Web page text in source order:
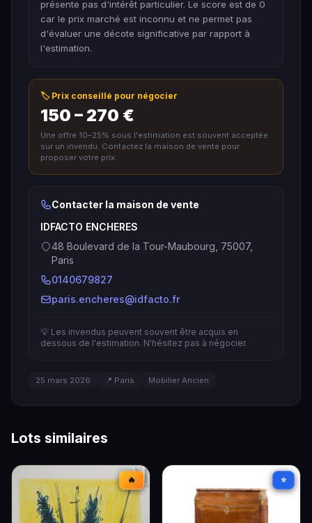
présente pas d'intérêt particulier. Le score est de 0
car le prix marché est inconnu et ne permet pas
d'évaluer une décote significative par rapport à
l'estimation.
🏷️ Prix conseillé pour négocier
150 – 270 €
Une offre 10–25% sous l'estimation est souvent acceptée
sur un invendu. Contactez la maison de vente pour
proposer votre prix.
Contacter la maison de vente
IDFACTO ENCHERES
48 Boulevard de la Tour-Maubourg, 75007,
Paris
0140679827
paris.encheres@idfacto.fr
💡 Les invendus peuvent souvent être acquis en
dessous de l'estimation. N'hésitez pas à négocier.
25 mars 2026 📍 Paris Mobilier Ancien
Lots similaires
🔥 ⭐